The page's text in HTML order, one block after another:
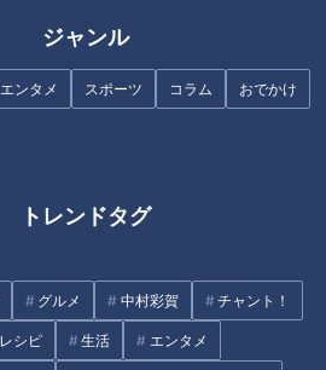
ジャンル
エンタメ スポーツ コラム おでかけ
トレンドタグ
グルメ 中村彩賀 チャント！
レシピ 生活 エンタメ
ンウイークの時季は、おいしいアサ
干狩り客が訪れます。東幡豆海岸で
ボリビアのウユニ塩湖のような空と
クション写真が撮れるとのこと。通
、映え写真撮影スポットになってい